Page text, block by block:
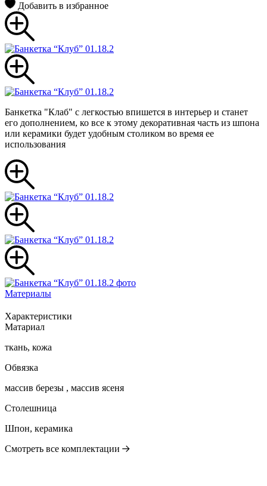
Добавить в избранное
Банкетка "Клаб" с легкостью впишется в интерьер и станет
его дополнением, ко все к этому декоративная часть из шпона
или керамики будет удобным столиком во время ее
использования
Материалы
Характеристики
Матариал
ткань, кожа
Обвязка
массив березы , массив ясеня
Столешница
Шпон, керамика
Смотреть все комплектации